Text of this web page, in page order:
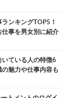
ンキングTOP5！
仕事を男女別に紹介
いている人の特徴6
の魅力や仕事内容も